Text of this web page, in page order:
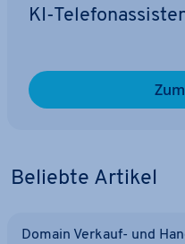
KI-
Beliebte Artikel
Domain Verkauf- und